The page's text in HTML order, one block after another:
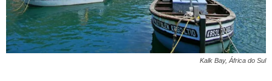
Kalk Bay, África do Sul